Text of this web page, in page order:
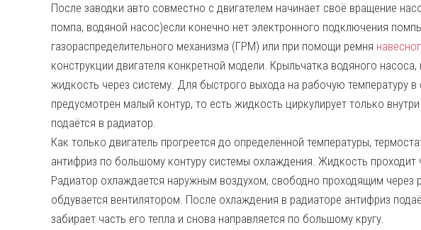
После заводки авто совместно с двигателем начинает своё вращение
помпа, водяной насос)если конечно нет электронного подключения
газораспределительного механизма (ГРМ) или при помощи ремня
конструкции двигателя конкретной модели. Крыльчатка водяного
жидкость через систему. Для быстрого выхода на рабочую температуру
предусмотрен малый контур, то есть жидкость циркулирует только
подаётся в радиатор.
Как только двигатель прогреется до определённой температуры,
антифриз по большому контуру системы охлаждения. Жидкость проходит
Радиатор охлаждается наружным воздухом, свободно проходящим через
обдувается вентилятором. После охлаждения в радиаторе антифриз
забирает часть его тепла и снова направляется по большому кругу.